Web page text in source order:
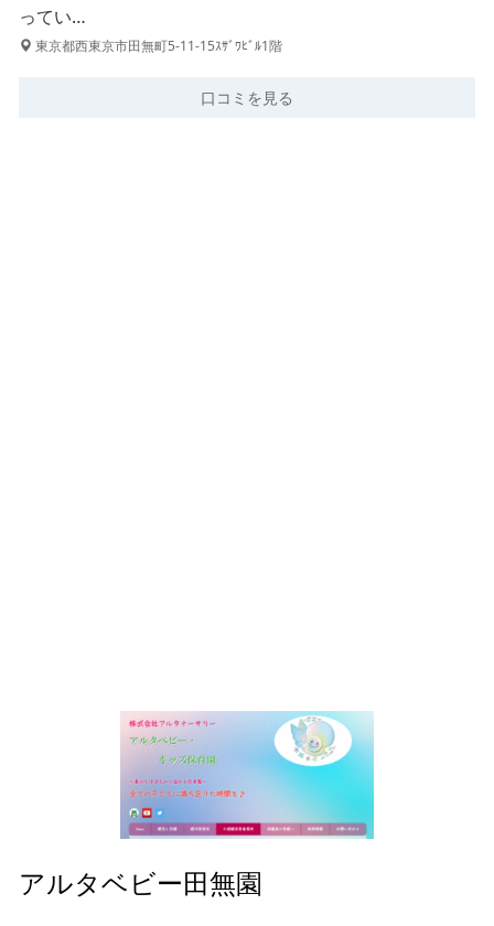
ってい…
東京都西東京市田無町5-11-15ｽｻﾞﾜﾋﾞﾙ1階
口コミを見る
アルタベビー田無園